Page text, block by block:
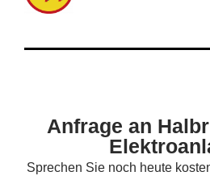
Anfrage an
Sprechen Sie noch heute